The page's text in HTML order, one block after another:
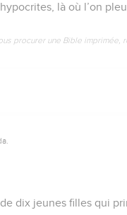
là où l’on
procurer une Bible
dix jeunes filles qui